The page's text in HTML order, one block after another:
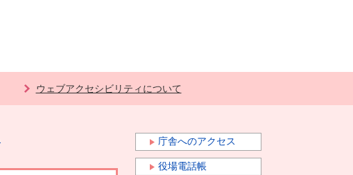
ウェブアクセシビリティについて
庁舎へのアクセス
役場電話帳